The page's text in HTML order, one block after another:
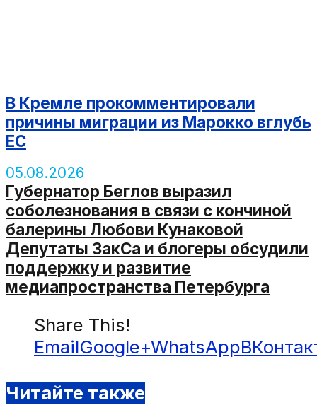
В Кремле прокомментировали
причины миграции из Марокко вглубь
ЕС
05.08.2026
Губернатор Беглов выразил
соболезнования в связи с кончиной
балерины Любови Кунаковой
Депутаты ЗакСа и блогеры обсудили
поддержку и развитие
медиапространства Петербурга
Share This!
EmailGoogle+WhatsApp
Читайте также